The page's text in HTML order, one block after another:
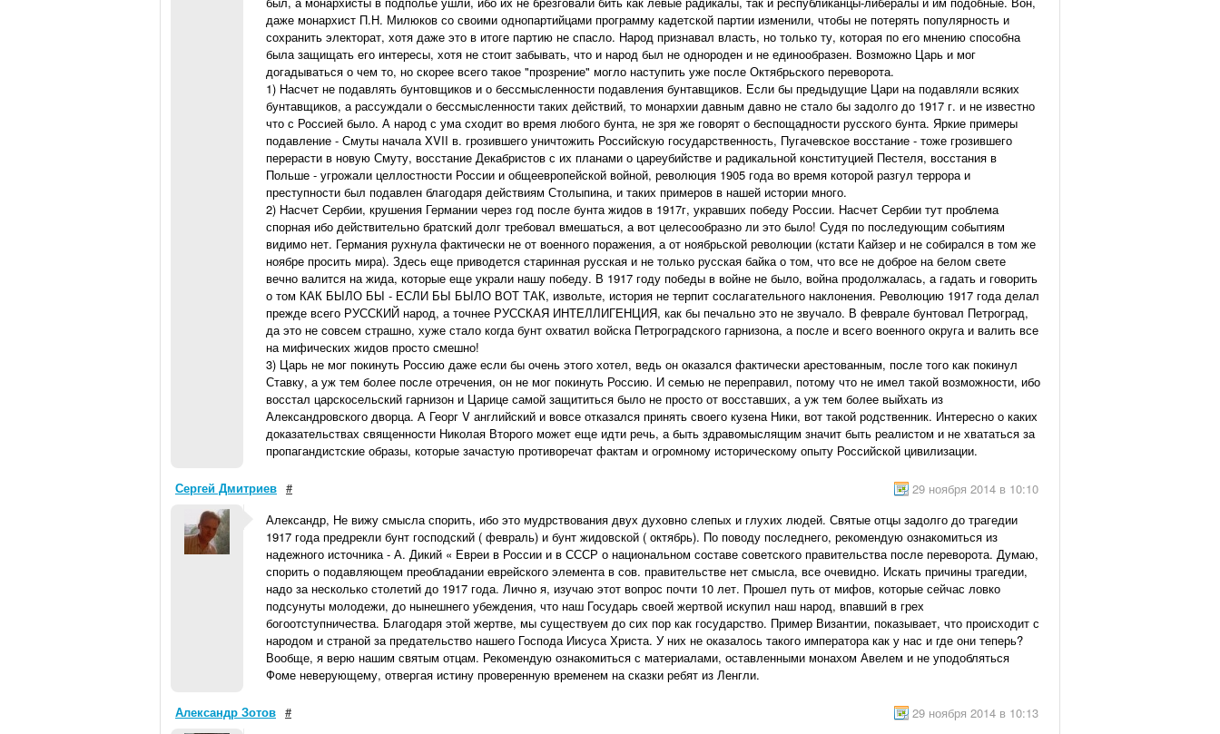
даже монархист П.Н. Милюков со своими однопартийцами программу кадетской партии изменили, чтобы не потерять популярность и
сохранить электорат, хотя даже это в итоге партию не спасло. Народ признавал власть, но только ту, которая по его мнению способна
была защищать его интересы, хотя не стоит забывать, что и народ был не однороден и не единообразен. Возможно Царь и мог
догадываться о чем то, но скорее всего такое "прозрение" могло наступить уже после Октябрьского переворота.
1) Насчет не подавлять бунтовщиков и о бессмысленности подавления бунтавщиков. Если бы предыдущие Цари на подавляли всяких
бунтавщиков, а рассуждали о бессмысленности таких действий, то монархии давным давно не стало бы задолго до 1917 г. и не известно
что с Россией было. А народ с ума сходит во время любого бунта, не зря же говорят о беспощадности русского бунта. Яркие примеры
подавление - Смуты начала XVII в. грозившего уничтожить Российскую государственность, Пугачевское восстание - тоже грозившего
перерасти в новую Смуту, восстание Декабристов с их планами о цареубийстве и радикальной конституцией Пестеля, восстания в
Польше - угрожали целлостности России и общеевропейской войной, революция 1905 года во время которой разгул террора и
преступности был подавлен благодаря действиям Столыпина, и таких примеров в нашей истории много.
2) Насчет Сербии, крушения Германии через год после бунта жидов в 1917г, укравших победу России. Насчет Сербии тут проблема
спорная ибо действительно братский долг требовал вмешаться, а вот целесообразно ли это было! Судя по последующим событиям
видимо нет. Германия рухнула фактически не от военного поражения, а от ноябрьской революции (кстати Кайзер и не собирался в том же
ноябре просить мира). Здесь еще приводется старинная русская и не только русская байка о том, что все не доброе на белом свете
вечно валится на жида, которые еще украли нашу победу. В 1917 году победы в войне не было, война продолжалась, а гадать и говорить
о том КАК БЫЛО БЫ - ЕСЛИ БЫ БЫЛО ВОТ ТАК, извольте, история не терпит сослагательного наклонения. Революцию 1917 года делал
прежде всего РУССКИЙ народ, а точнее РУССКАЯ ИНТЕЛЛИГЕНЦИЯ, как бы печально это не звучало. В феврале бунтовал Петроград,
да это не совсем страшно, хуже стало когда бунт охватил войска Петроградского гарнизона, а после и всего военного округа и валить все
на мифических жидов просто смешно!
3) Царь не мог покинуть Россию даже если бы очень этого хотел, ведь он оказался фактически арестованным, после того как покинул
Ставку, а уж тем более после отречения, он не мог покинуть Россию. И семью не переправил, потому что не имел такой возможности, ибо
восстал царскосельский гарнизон и Царице самой защититься было не просто от восставших, а уж тем более выйхать из
Александровского дворца. А Георг V английский и вовсе отказался принять своего кузена Ники, вот такой родственник. Интересно о каких
доказательствах священности Николая Второго может еще идти речь, а быть здравомыслящим значит быть реалистом и не хвататься за
пропагандистские образы, которые зачастую противоречат фактам и огромному историческому опыту Российской цивилизации.
Сергей Дмитриев #
29 ноября 2014 в 10:10
Александр, Не вижу смысла спорить, ибо это мудрствования двух духовно слепых и глухих людей. Святые отцы задолго до трагедии
1917 года предрекли бунт господский ( февраль) и бунт жидовской ( октябрь). По поводу последнего, рекомендую ознакомиться из
надежного источника - А. Дикий « Евреи в России и в СССР о национальном составе советского правительства после переворота. Думаю,
спорить о подавляющем преобладании еврейского элемента в сов. правительстве нет смысла, все очевидно. Искать причины трагедии,
надо за несколько столетий до 1917 года. Лично я, изучаю этот вопрос почти 10 лет. Прошел путь от мифов, которые сейчас ловко
подсунуты молодежи, до нынешнего убеждения, что наш Государь своей жертвой искупил наш народ, впавший в грех
богоотступничества. Благодаря этой жертве, мы существуем до сих пор как государство. Пример Византии, показывает, что происходит с
народом и страной за предательство нашего Господа Иисуса Христа. У них не оказалось такого императора как у нас и где они теперь?
Вообще, я верю нашим святым отцам. Рекомендую ознакомиться с материалами, оставленными монахом Авелем и не уподобляться
Фоме неверующему, отвергая истину проверенную временем на сказки ребят из Ленгли.
Александр Зотов #
29 ноября 2014 в 10:13